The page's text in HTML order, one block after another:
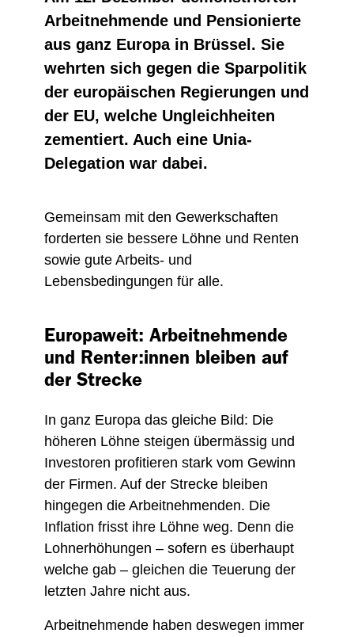
Arbeitnehmende und Pensionierte
aus ganz Europa in Brüssel. Sie
wehrten sich gegen die Sparpolitik
der europäischen Regierungen und
der EU, welche Ungleichheiten
zementiert. Auch eine Unia-
Delegation war dabei.
Gemeinsam mit den Gewerkschaften
forderten sie bessere Löhne und Renten
sowie gute Arbeits- und
Lebensbedingungen für alle.
Europaweit: Arbeitnehmende
und Renter:innen bleiben auf
der Strecke
In ganz Europa das gleiche Bild: Die
höheren Löhne steigen übermässig und
Investoren profitieren stark vom Gewinn
der Firmen. Auf der Strecke bleiben
hingegen die Arbeitnehmenden. Die
Inflation frisst ihre Löhne weg. Denn die
Lohnerhöhungen – sofern es überhaupt
welche gab – gleichen die Teuerung der
letzten Jahre nicht aus.
Arbeitnehmende haben deswegen immer